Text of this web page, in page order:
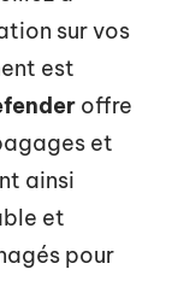
sur vos
est
offre
et
ainsi
et
pour